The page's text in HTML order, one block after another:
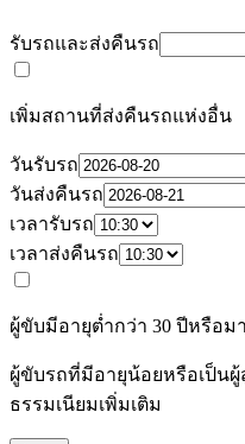
รับรถและส่งคืนรถ
เพิ่มสถานที่ส่งคืนรถแห่งอื่น
วันรับรถ
วันส่งคืนรถ
เวลารับรถ
เวลาส่งคืนรถ
ผู้ขับมีอายุต่ำกว่า 30 ปีหรือม
ผู้ขับรถที่มีอายุน้อยหรือเป็นผู้
ธรรมเนียมเพิ่มเติม